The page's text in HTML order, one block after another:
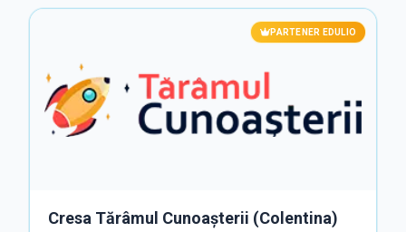
PARTENER EDULIO
Cresa Tărâmul Cunoașterii (Colentina)